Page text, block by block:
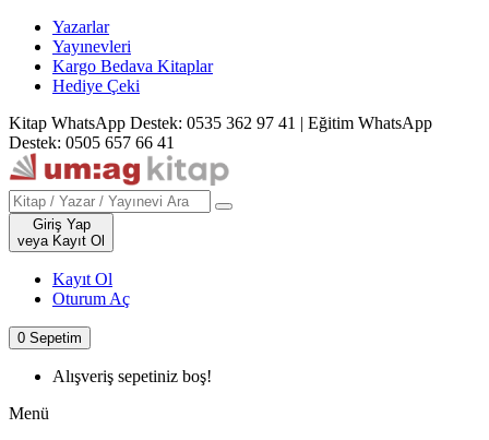
Yazarlar
Yayınevleri
Kargo Bedava Kitaplar
Hediye Çeki
Kitap WhatsApp Destek: 0535 362 97 41 | Eğitim WhatsApp
Destek: 0505 657 66 41
Giriş Yap
veya Kayıt Ol
Kayıt Ol
Oturum Aç
0 Sepetim
Alışveriş sepetiniz boş!
Menü